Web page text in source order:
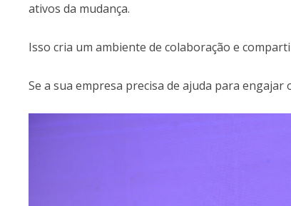
ativos da mudança.
Isso cria um ambiente de colaboração e
Se a sua empresa precisa de ajuda para